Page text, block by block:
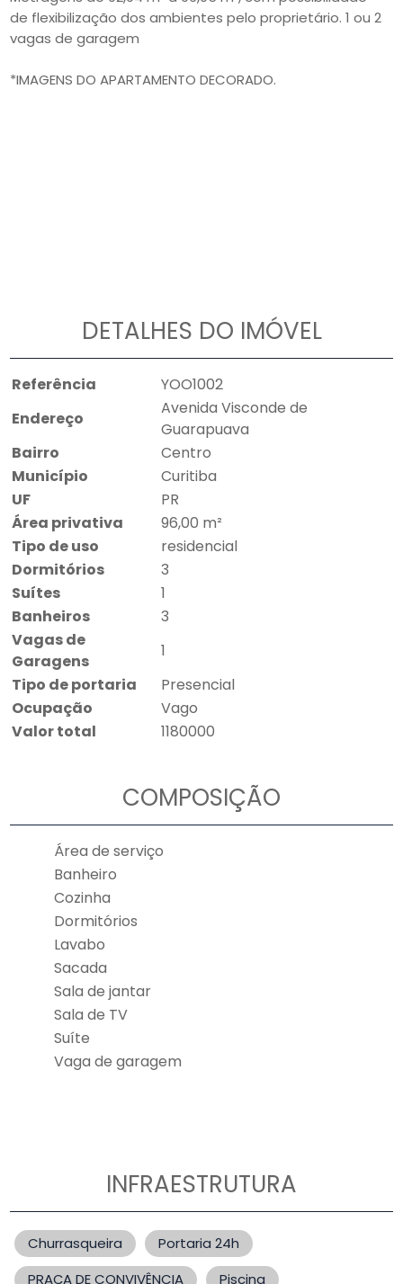
de flexibilização dos ambientes pelo proprietário. 1 ou 2
vagas de garagem
*IMAGENS DO APARTAMENTO DECORADO.
DETALHES DO IMÓVEL
Referência
YOO1002
Endereço
Avenida Visconde de
Guarapuava
Bairro
Centro
Município
Curitiba
UF
PR
Área privativa
96,00 m²
Tipo de uso
residencial
Dormitórios
3
Suítes
1
Banheiros
3
Vagas de
Garagens
1
Tipo de portaria
Presencial
Ocupação
Vago
Valor total
1180000
COMPOSIÇÃO
Área de serviço
Banheiro
Cozinha
Dormitórios
Lavabo
Sacada
Sala de jantar
Sala de TV
Suíte
Vaga de garagem
INFRAESTRUTURA
Churrasqueira
Portaria 24h
PRAÇA DE CONVIVÊNCIA
Piscina